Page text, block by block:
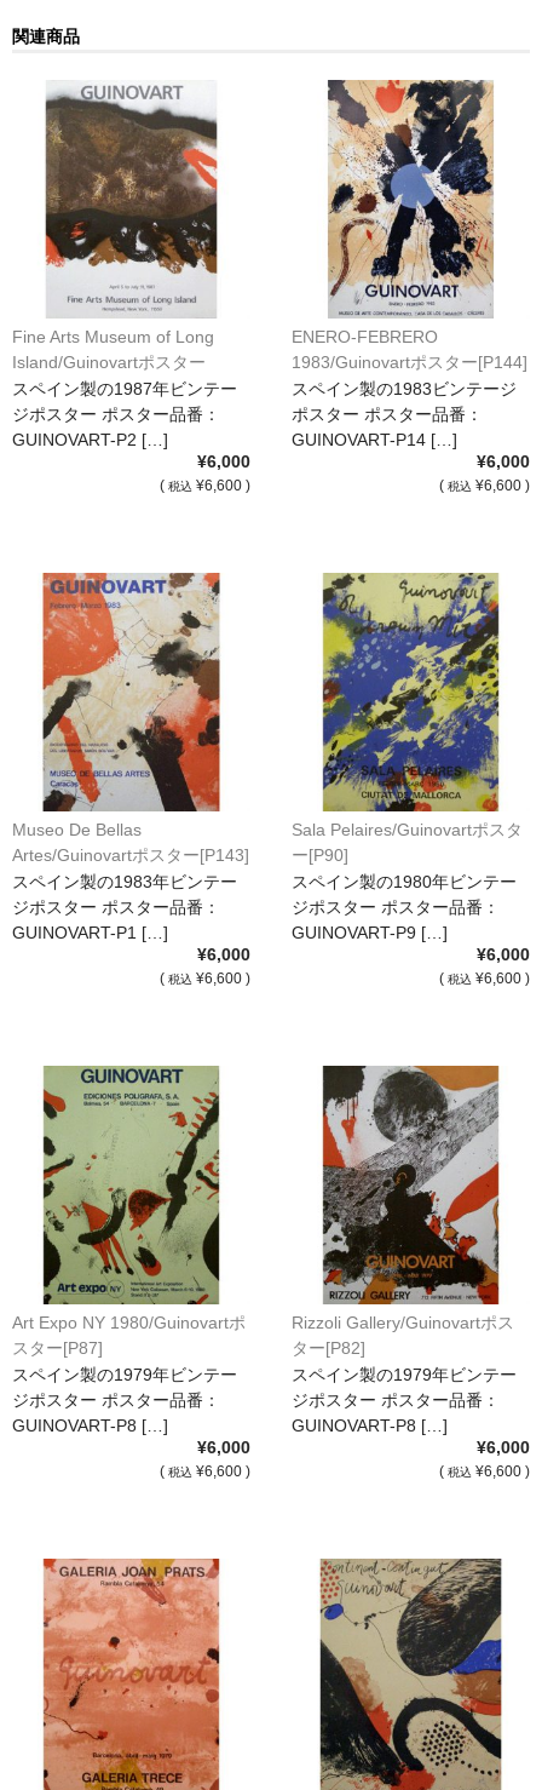
お買物ガイド
額縁の仕様
支払方法・送料・納期
よくあるご質問
FAX専用ご注文用紙
お問い合わせフォーム
メンバー
For overseas customers
会社案内
サイトマップ
オーダーメイド額装
額装のご相談・注文方法
額装参考作品
ショップ
関連商品
Fine Arts Museum of Long
Island/Guinovartポスター
[P200]
スペイン製の1987年ビンテー
ジポスター ポスター品番：
GUINOVART-P2 […]
¥6,000
( 税込 ¥6,600 )
ENERO-FEBRERO
1983/Guinovartポスター[P144]
スペイン製の1983ビンテージ
ポスター ポスター品番：
GUINOVART-P14 […]
¥6,000
( 税込 ¥6,600 )
Museo De Bellas
Artes/Guinovartポスター[P143]
スペイン製の1983年ビンテー
ジポスター ポスター品番：
GUINOVART-P1 […]
¥6,000
( 税込 ¥6,600 )
Sala Pelaires/Guinovartポスタ
ー[P90]
スペイン製の1980年ビンテー
ジポスター ポスター品番：
GUINOVART-P9 […]
¥6,000
( 税込 ¥6,600 )
Art Expo NY 1980/Guinovartポ
スター[P87]
スペイン製の1979年ビンテー
ジポスター ポスター品番：
GUINOVART-P8 […]
¥6,000
( 税込 ¥6,600 )
Rizzoli Gallery/Guinovartポス
ター[P82]
スペイン製の1979年ビンテー
ジポスター ポスター品番：
GUINOVART-P8 […]
¥6,000
( 税込 ¥6,600 )